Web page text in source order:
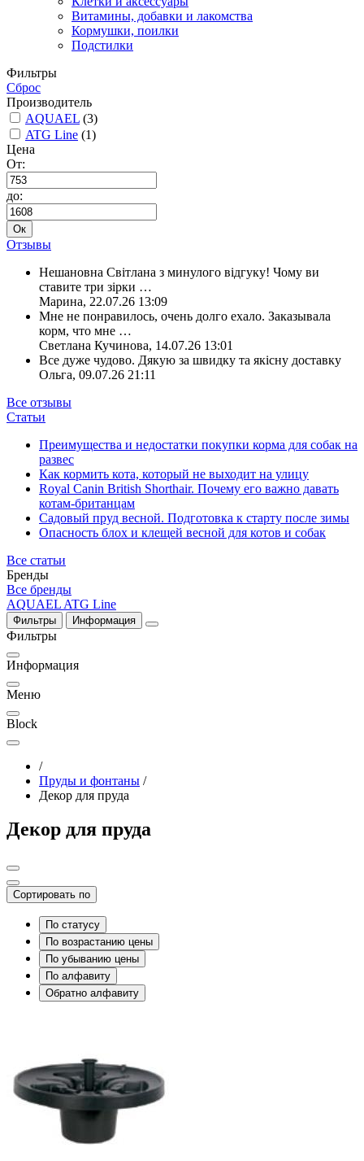
Витамины, добавки и лакомства
Кормушки, поилки
Подстилки
Фильтры
Сброс
Производитель
AQUAEL (3)
ATG Line (1)
Цена
От:
до:
Ок
Отзывы
Нешановна Світлана з минулого відгуку! Чому ви
ставите три зірки …
Марина, 22.07.26 13:09
Мне не понравилось, очень долго ехало. Заказывала
корм, что мне …
Светлана Кучинова, 14.07.26 13:01
Все дуже чудово. Дякую за швидку та якісну доставку
Ольга, 09.07.26 21:11
Все отзывы
Статьи
Преимущества и недостатки покупки корма для собак на
развес
Как кормить кота, который не выходит на улицу
Royal Canin British Shorthair. Почему его важно давать
котам-британцам
Садовый пруд весной. Подготовка к старту после зимы
Опасность блох и клещей весной для котов и собак
Все статьи
Бренды
Все бренды
AQUAEL ATG Line
Фильтры Информация
Фильтры
Информация
Меню
Block
/
Пруды и фонтаны /
Декор для пруда
Декор для пруда
Сортировать по
По статусу
По возрастанию цены
По убыванию цены
По алфавиту
Обратно алфавиту